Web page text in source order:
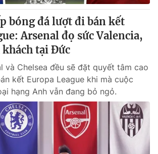
Thủy
Nguyễn Thị Mỹ Hạnh, Phạm Quốc Thắng,
355 931 - 024.38 355 932
VTV:
024.66 897 897
024-7300.7108
bóng đá lượt đi bán kết
Arsenal đọ sức Valencia,
khách tại Đức
và Chelsea đều sẽ đặt quyết tâm cao
kết Europa League khi mà cuộc
hạng Anh vẫn đang bỏ ngỏ.